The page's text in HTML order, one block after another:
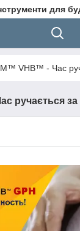
VHB™ - Час
ручається за